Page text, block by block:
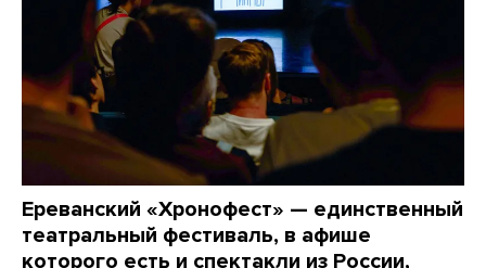
Ереванский «Хронофест» — единственный
театральный фестиваль, в афише
которого есть и спектакли из России,